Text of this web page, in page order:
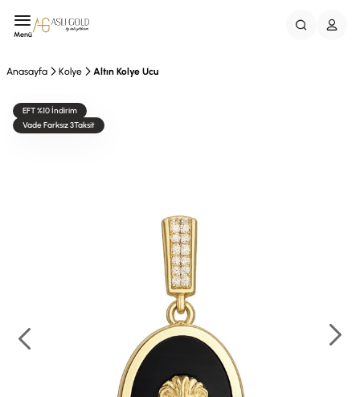
Menü
Anasayfa Kolye Altın Kolye Ucu
EFT %10 İndirim
Vade Farksız 3Taksit